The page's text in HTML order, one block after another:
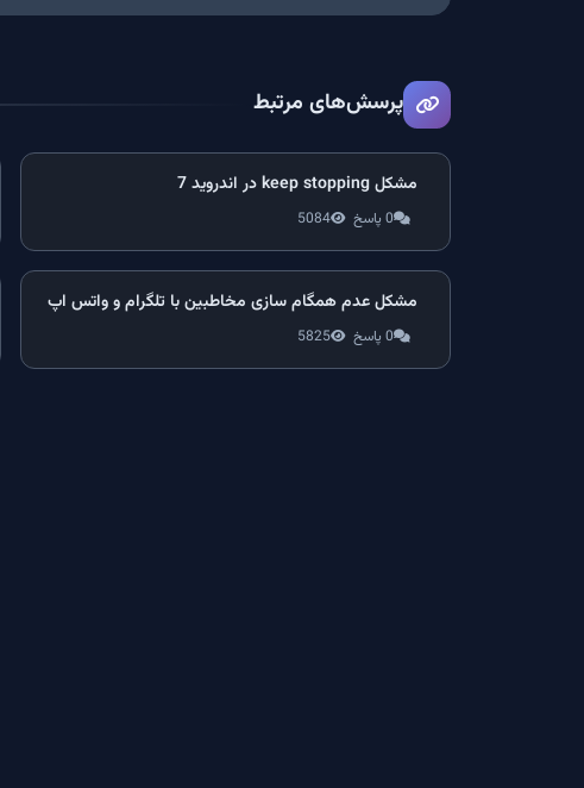
پرسش‌های مرتبط
مشکل keep stopping در اندروید 7
0 پاسخ 5084
مشکل عدم همگام سازی مخاطبین با تلگرام و واتس اپ
0 پاسخ 5825